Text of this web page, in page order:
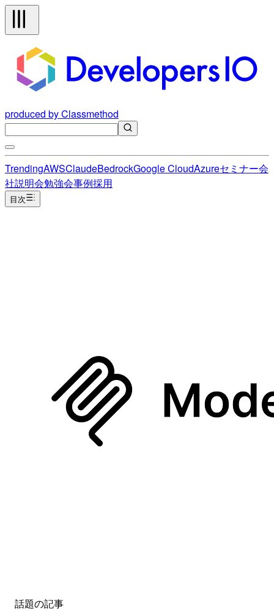
produced by Classmethod
TrendingAWSClaudeBedrockGoogle CloudAzureセミナー会
社説明会勉強会事例採用
目次
話題の記事